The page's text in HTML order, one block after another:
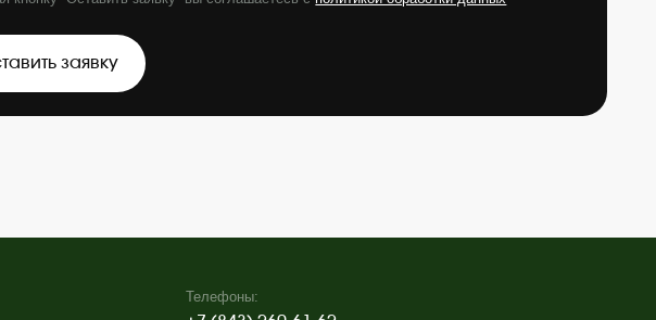
Комплекс услуг по уходу за садом